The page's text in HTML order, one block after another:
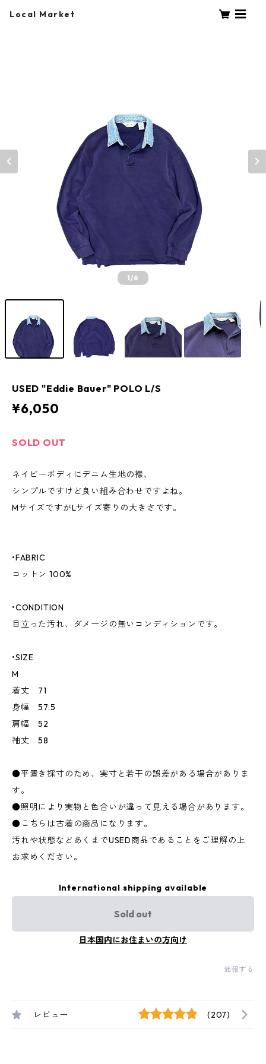
Local Market
1/6
USED "Eddie Bauer" POLO L/S
¥6,050
SOLD OUT
ネイビーボディにデニム生地の襟、
シンプルですけど良い組み合わせですよね。
MサイズですがLサイズ寄りの大きさです。
•FABRIC
コットン 100%
•CONDITION
目立った汚れ、ダメージの無いコンディションです。
•SIZE
M
着丈 71
身幅 57.5
肩幅 52
袖丈 58
●平置き採寸のため、実寸と若干の誤差がある場合がありま
す。
●照明により実物と色合いが違って見える場合があります。
●こちらは古着の商品になります。
汚れや状態などあくまでUSED商品であることをご理解の上
お求めください。
International shipping available
Sold out
日本国内にお住まいの方向け
通報する
レビュー (207)